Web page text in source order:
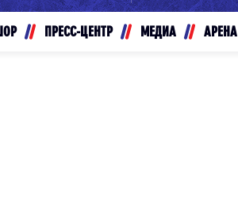
ПРЕСС-ЦЕНТР МЕДИА АРЕНА